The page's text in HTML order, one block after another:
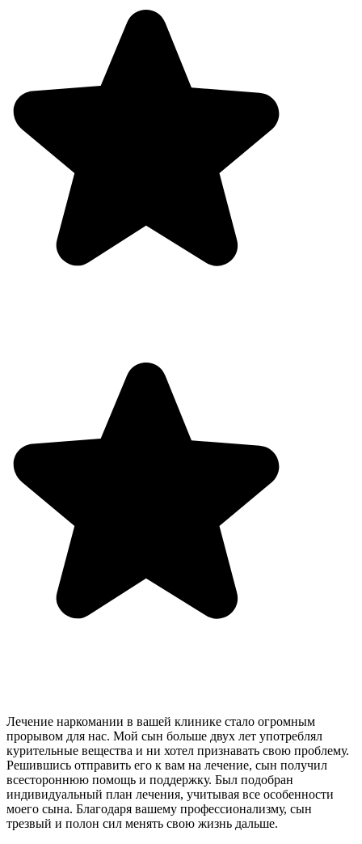
Лечение наркомании в вашей клинике стало огромным
прорывом для нас. Мой сын больше двух лет употреблял
курительные вещества и ни хотел признавать свою проблему.
Решившись отправить его к вам на лечение, сын получил
всестороннюю помощь и поддержку. Был подобран
индивидуальный план лечения, учитывая все особенности
моего сына. Благодаря вашему профессионализму, сын
трезвый и полон сил менять свою жизнь дальше.